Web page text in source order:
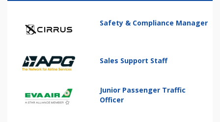
Safety & Compliance Manager
Sales Support Staff
Junior Passenger Traffic
Officer